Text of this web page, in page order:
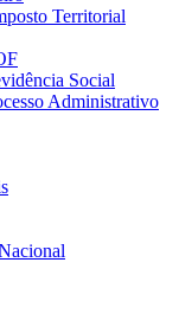
Territorial
Social
Administrativo